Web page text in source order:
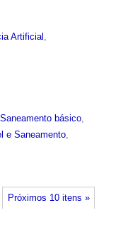
Artificial
Saneamento básico,
e Saneamento,
Próximos 10 itens »